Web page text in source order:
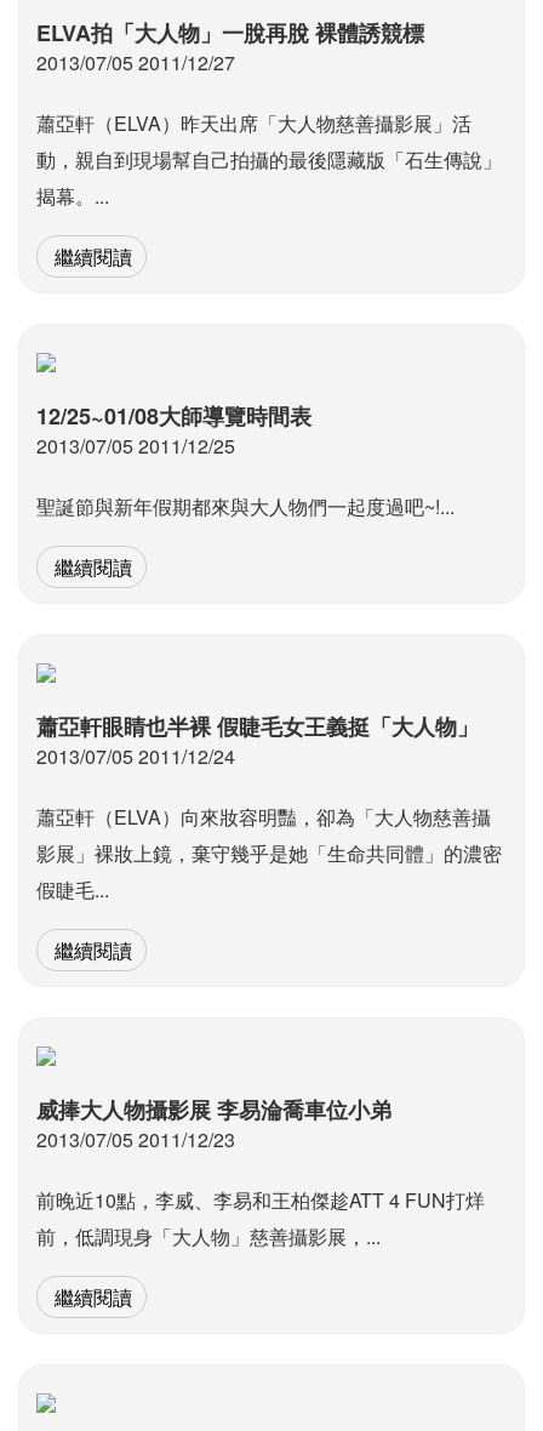
ELVA拍「大人物」一脫再脫 裸體誘競標
2013/07/05 2011/12/27
蕭亞軒（ELVA）昨天出席「大人物慈善攝影展」活
動，親自到現場幫自己拍攝的最後隱藏版「石生傳說」
揭幕。...
繼續閱讀
12/25~01/08大師導覽時間表
2013/07/05 2011/12/25
聖誕節與新年假期都來與大人物們一起度過吧~!...
繼續閱讀
蕭亞軒眼睛也半裸 假睫毛女王義挺「大人物」
2013/07/05 2011/12/24
蕭亞軒（ELVA）向來妝容明豔，卻為「大人物慈善攝
影展」裸妝上鏡，棄守幾乎是她「生命共同體」的濃密
假睫毛...
繼續閱讀
威捧大人物攝影展 李易淪喬車位小弟
2013/07/05 2011/12/23
前晚近10點，李威、李易和王柏傑趁ATT 4 FUN打烊
前，低調現身「大人物」慈善攝影展，...
繼續閱讀